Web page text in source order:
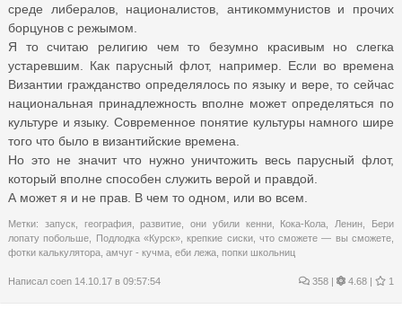
среде либералов, националистов, антикоммунистов и прочих
борцунов с режымом.
Я то считаю религию чем то безумно красивым но слегка
устаревшим. Как парусный флот, например. Если во времена
Византии гражданство определялось по языку и вере, то сейчас
национальная принадлежность вполне может определяться по
культуре и языку. Современное понятие культуры намного шире
того что было в византийские времена.
Но это не значит что нужно уничтожить весь парусный флот,
который вполне способен служить верой и правдой.
А может я и не прав. В чем то одном, или во всем.
Метки: запуск, география ,развитие ,они убили кенни, Кока-Кола Ленин
Бери
лопату побольше
Подлодка «Курск»,крепкие сиски, что сможете — вы сможете
фотки калькулятора амчуг - кучма еби лежа попки школьниц
Написал coen 14.10.17 в 09:57:54 358 | 4.68 | 1